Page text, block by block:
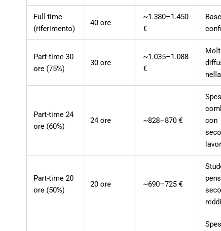
Full-time
(riferimento)
40 ore
~1.380–1.450
€
Part-time 30
ore (75%)
30 ore
~1.035–1.088
€
Part-time 24
ore (60%)
24 ore ~828–870 €
con
Part-time 20
ore (50%)
20 ore ~690–725 €